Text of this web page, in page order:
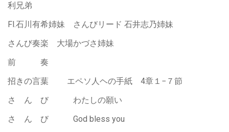
利兄弟
Fl.石川有希姉妹 さんびリード 石井志乃姉妹
さんび奏楽 大場かづさ姉妹
前 奏
招きの言葉 エペソ人ヘの手紙 4章１−７節
さ ん び わたしの願い
さ ん び God bless you